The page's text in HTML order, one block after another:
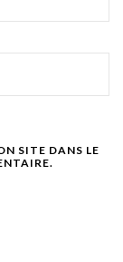
SITE DANS LE